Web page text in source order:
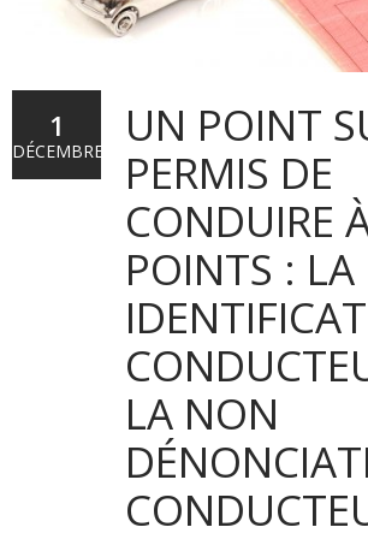
UN POINT
PERMIS DE
CONDUIRE
POINTS :
LA NON
1
DÉCEMBRE